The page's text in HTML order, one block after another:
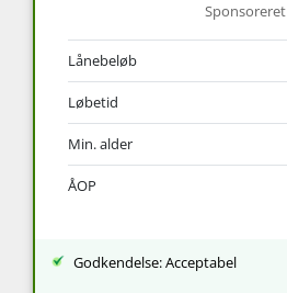
Sponsoreret
Lånebeløb
Løbetid
Min. alder
ÅOP
Godkendelse: Acceptabel